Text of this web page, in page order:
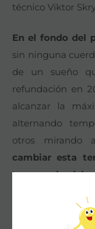
técnico Viktor
En el fondo del
sin ninguna
de un sueño
refundación en
alcanzar la
alternando
otros mirando
cambiar esta
temporada del
En Francia,